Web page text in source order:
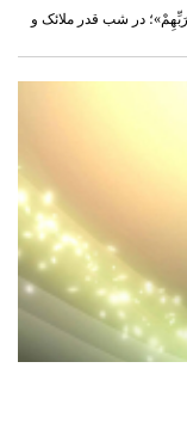
رَبِّهِمْ»؛ در شب قدر ملائک و